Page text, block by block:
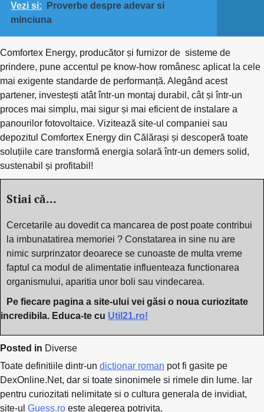
Vezi si:
Proverbe despre adevar si
minciuna
Comfortex Energy, producător și furnizor de sisteme de
prindere, pune accentul pe know-how românesc aplicat la cele
mai exigente standarde de performanță. Alegând acest
partener, investești atât într-un montaj durabil, cât și într-un
proces mai simplu, mai sigur și mai eficient de instalare a
panourilor fotovoltaice. Vizitează site-ul companiei sau
depozitul Comfortex Energy din Călărași și descoperă toate
soluțiile care transformă energia solară într-un demers solid,
sustenabil și profitabil!
Stiai că...
Cercetarile au dovedit ca mancarea de post poate contribui
la imbunatatirea memoriei ? Constatarea in sine nu are
nimic surprinzator deoarece se cunoaste de multa vreme
faptul ca modul de alimentatie influenteaza functionarea
organismului, aparitia unor boli sau vindecarea.
Pe fiecare pagina a site-ului vei găsi o noua curiozitate
incredibila. Educa-te cu Util21.ro!
Posted in Diverse
Toate definitiile dintr-un dictionar roman pot fi gasite pe
DexOnline.Net, dar si toate sinonimele si rimele din lume. Iar
pentru curiozitati nelimitate si o cultura generala de invidiat,
site-ul Guess.ro este alegerea potrivita.